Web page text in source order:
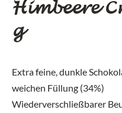
Himbeere
g
Extra feine, dunkle
weichen Füllung (34%)
Wiederverschließbarer